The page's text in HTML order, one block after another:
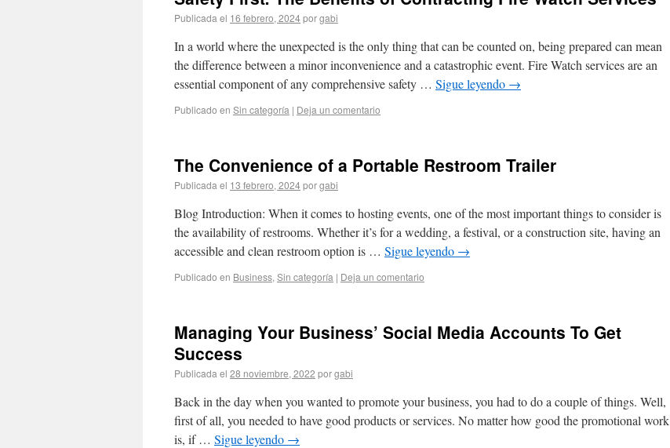
Publicada el 16 febrero, 2024porgabi
In a world where the unexpected is the only thing that can be counted on, being prepared can mean
the difference between a minor inconvenience and a catastrophic event. Fire Watch services are an
essential component of any comprehensive safety … Sigue leyendo →
Publicado en Sin categoría | Deja un comentario
The Convenience of a Portable Restroom Trailer
Publicada el 13 febrero, 2024porgabi
Blog Introduction: When it comes to hosting events, one of the most important things to consider is
the availability of restrooms. Whether it’s for a wedding, a festival, or a construction site, having an
accessible and clean restroom option is … Sigue leyendo →
Publicado en Business, Sin categoría | Deja un comentario
Managing Your Business’ Social Media Accounts To Get
Success
Publicada el 28 noviembre, 2022 porgabi
Back in the day when you wanted to promote your business, you had to do a couple of things. Well,
first of all, you needed to have good products or services. No matter how good the promotional work
is, if … Sigue leyendo →